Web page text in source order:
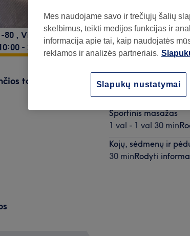
80 , Vilnius, 06293
- 20:00
tavo paiešką
Nugaros, kaklo ir
Sportinis masažas
1 val - 1 val 30 min
Kojų, sėdmenų ir
30 minRodyti
Mes naudojame savo ir trečiųjų šalių
skelbimus, teikti medijos funkcijas ir
informacija apie tai, kaip naudojatės
reklamos ir analizės partneriais.
Slapukų nustatymai